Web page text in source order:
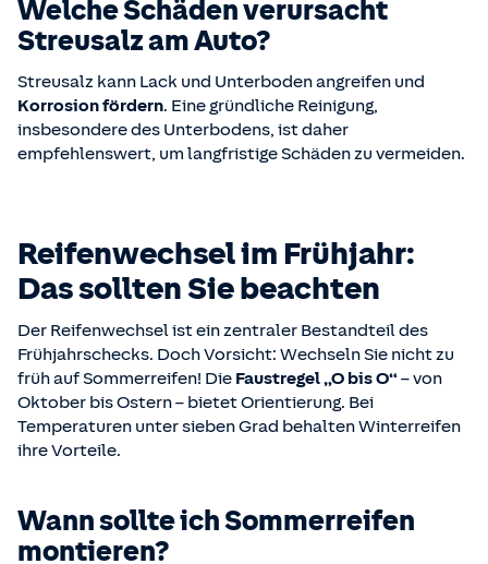
Welche Schäden verursacht
Streusalz am Auto?
Streusalz kann Lack und Unterboden angreifen und
Korrosion fördern. Eine gründliche Reinigung,
insbesondere des Unterbodens, ist daher
empfehlenswert, um langfristige Schäden zu vermeiden.
Reifenwechsel im Frühjahr:
Das sollten Sie beachten
Der Reifenwechsel ist ein zentraler Bestandteil des
Frühjahrschecks. Doch Vorsicht: Wechseln Sie nicht zu
früh auf Sommerreifen! Die Faustregel „O bis O“– von
Oktober bis Ostern – bietet Orientierung. Bei
Temperaturen unter sieben Grad behalten Winterreifen
ihre Vorteile.
Wann sollte ich Sommerreifen
montieren?